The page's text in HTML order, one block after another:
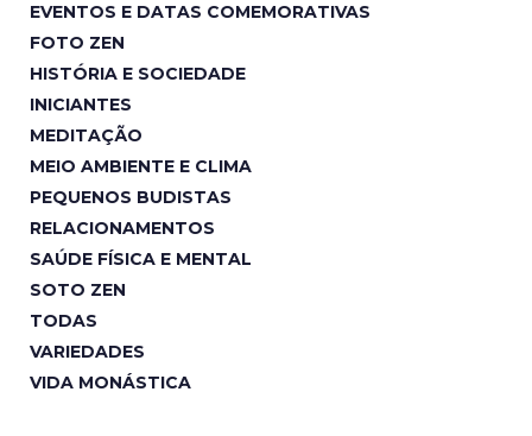
EVENTOS E DATAS COMEMORATIVAS
FOTO ZEN
HISTÓRIA E SOCIEDADE
INICIANTES
MEDITAÇÃO
MEIO AMBIENTE E CLIMA
PEQUENOS BUDISTAS
RELACIONAMENTOS
SAÚDE FÍSICA E MENTAL
SOTO ZEN
TODAS
VARIEDADES
VIDA MONÁSTICA